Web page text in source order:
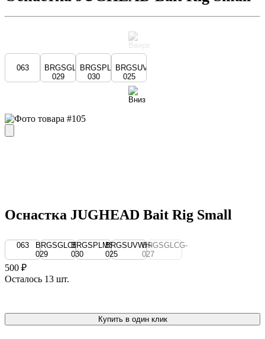
063
BRGSGLCB-
029
BRGSPLMS-
030
BRGSUVWH-
025
Оснастка JUGHEAD Bait Rig Small
063
BRGSGLCB-
029
BRGSPLMS-
030
BRGSUVWH-
025
BRGSGLCG-
027
500 ₽
Осталось 13 шт.
Купить в один клик